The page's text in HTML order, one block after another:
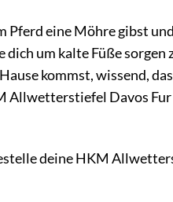
Pferd eine Möhre gibst
um kalte Füße sorgen
kommst, wissend,
Allwetterstiefel Davos Fur
deine HKM